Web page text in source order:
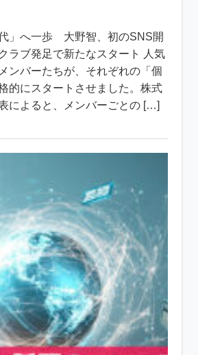
」へ一歩 大野智、初のSNS開
ラブ発足で新たなスタート 人気
ンバーたちが、それぞれの「個
的にスタートさせました。株式
によると、メンバーごとの […]